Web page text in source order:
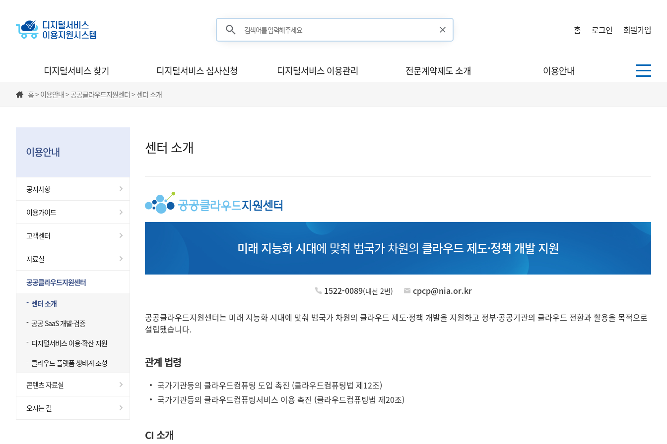
검색어를 입력해주세요 홈 로그인 회원가입
디지털서비스 찾기 디지털서비스 심사신청 디지털서비스 이용관리 전문계약제도 소개 이용안내
홈 > 이용안내 > 공공클라우드지원센터 > 센터 소개
이용안내
공지사항
이용가이드
고객센터
자료실
공공클라우드지원센터
센터 소개
공공 SaaS 개발·검증
디지털서비스 이용·확산 지원
클라우드 플랫폼 생태계 조성
콘텐츠 자료실
오시는 길
센터 소개
미래 지능화 시대에 맞춰 범국가 차원의 클라우드 제도·정책 개발 지원
1522-0089(내선 2번) cpcp@nia.or.kr
공공클라우드지원센터는 미래 지능화 시대에 맞춰 범국가 차원의 클라우드 제도·정책 개발을 지원하고 정부·공공기관의 클라우드 전환과 활용을 목적으로
설립됐습니다.
관계 법령
국가기관등의 클라우드컴퓨팅 도입 촉진 (클라우드컴퓨팅법 제12조)
국가기관등의 클라우드컴퓨팅서비스 이용 촉진 (클라우드컴퓨팅법 제20조)
CI 소개